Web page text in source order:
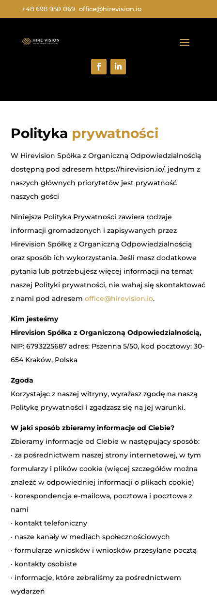
+48 698 950 069 office@hirevision.io
Polityka prywatności
W Hirevision Spółka z Organiczną Odpowiedzialnością
dostępną pod adresem https://hirevision.io/, jednym z
naszych głównych priorytetów jest prywatność
naszych gości
Niniejsza Polityka Prywatności zawiera rodzaje
informacji gromadzonych i zapisywanych przez
Hirevision Spółkę z Organiczną Odpowiedzialnością
oraz sposób ich wykorzystania. Jeśli masz dodatkowe
pytania lub potrzebujesz więcej informacji na temat
naszej Polityki prywatności, nie wahaj się skontaktować
z nami pod adresemoffice@hirevision.io.
Kim jesteśmy
Hirevision Spółka z Organiczoną Odpowiedzialnością,
NIP: 6793225687 adres: Pszenna 5/50, kod pocztowy: 30-
654 Kraków, Polska
Zgoda
Korzystając z naszej witryny, wyrażasz zgodę na naszą
Politykę prywatności i zgadzasz się na jej warunki.
W jaki sposób zbieramy informacje od Ciebie?
Zbieramy informacje od Ciebie w następujący sposób:
· za pośrednictwem naszej strony internetowej, w tym
formularzy i plików cookie (więcej szczegółów można
znaleźć w odpowiedniej informacji o plikach cookie)
· korespondencja e-mailowa, pocztowa i pocztowa z
nami
· kontakt telefoniczny
· nasze kanały w mediach społecznościowych
· formularze wniosków i wniosków przesyłane pocztą
· kontakty osobiste
· informacje, które zebraliśmy za pośrednictwem
wydarzeń